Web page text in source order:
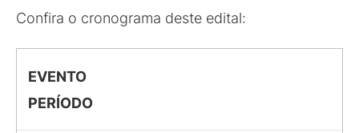
Confira o cronograma deste edital:
EVENTO
PERÍODO